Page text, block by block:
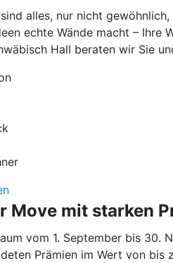
alles, nur nicht
echte Wände macht – Ihre
Hall beraten wir Sie
Move mit starken
vom 1. September bis 30.
Prämien im Wert von bis